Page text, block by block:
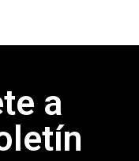
a